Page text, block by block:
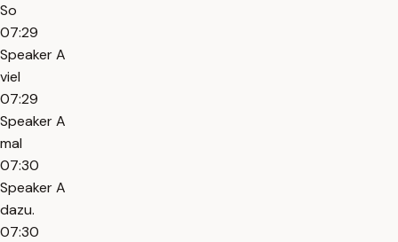
So
07:29
Speaker A
viel
07:29
Speaker A
mal
07:30
Speaker A
dazu.
07:30